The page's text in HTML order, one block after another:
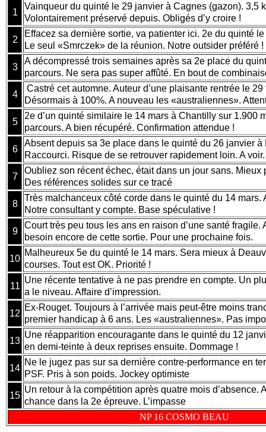
1
Vainqueur du quinté le 29 janvier à Cagnes (gazon). 3,5
Volontairement préservé depuis. Obligés d’y croire !
2
Effacez sa dernière sortie, va patienter ici. 2e du quinté
Le seul «Smrczek» de la réunion. Notre outsider préféré !
3
A décompressé trois semaines après sa 2e place du
parcours. Ne sera pas super affûté. En bout de
4
Castré cet automne. Auteur d’une plaisante rentrée le
Désormais à 100%. A nouveau les «australiennes».
5
2e d’un quinté similaire le 14 mars à Chantilly sur 1.900
parcours. A bien récupéré. Confirmation attendue !
6
Absent depuis sa 3e place dans le quinté du 26 janvier
Raccourci. Risque de se retrouver rapidement loin. A voir.
7
Oubliez son récent échec, était dans un jour sans. Mieux
Des références solides sur ce tracé
8
Très malchanceux côté corde dans le quinté du 14 mars.
Notre consultant y compte. Base spéculative !
9
Court très peu tous les ans en raison d’une santé fragile.
besoin encore de cette sortie. Pour une prochaine fois.
10
Malheureux 5e du quinté le 14 mars. Sera mieux à
courses. Tout est OK. Priorité !
11
Une récente tentative à ne pas prendre en compte. Un
a le niveau. Affaire d’impression.
12
Ex-Rouget. Toujours à l’arrivée mais peut-être moins
premier handicap à 6 ans. Les «australiennes». Pas
13
Une réapparition encouragante dans le quinté du 12
en demi-teinte à deux reprises ensuite. Dommage !
14
Ne le jugez pas sur sa dernière contre-performance en
PSF. Pris à son poids. Jockey optimiste
15
Un retour à la compétition après quatre mois d’absence.
chance dans la 2e épreuve. L’impasse
NP 16 COSMO BEAU